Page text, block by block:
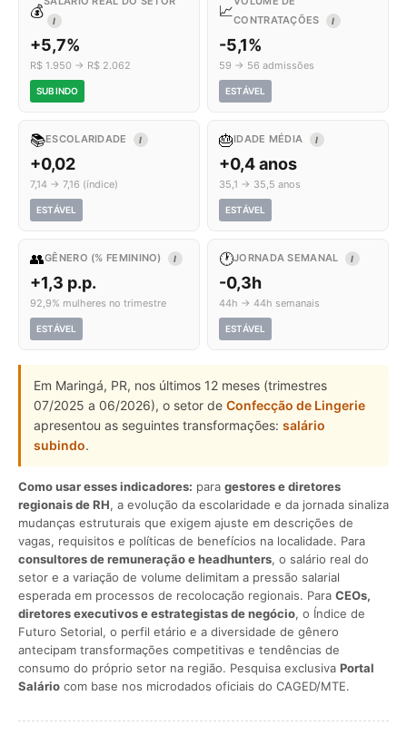
💰
I
+5,7%
R$ 1.950 → R$ 2.062
SUBINDO
📈CONTRATAÇÕES
I
-5,1%
59 → 56 admissões
ESTÁVEL
📚ESCOLARIDADE I
+0,02
7,14 → 7,16 (índice)
ESTÁVEL
🎂IDADE MÉDIA I
+0,4 anos
35,1 → 35,5 anos
ESTÁVEL
👥GÊNERO (% FEMININO) I
+1,3 p.p.
92,9% mulheres no trimestre
ESTÁVEL
🕐JORNADA SEMANAL I
-0,3h
44h → 44h semanais
ESTÁVEL
Em Maringá, PR, nos últimos 12 meses (trimestres
07/2025 a 06/2026), o setor de Confecção de Lingerie
apresentou as seguintes transformações: salário
subindo.
Como usar esses indicadores: para gestores e diretores
regionais de RH, a evolução da escolaridade e da jornada sinaliza
mudanças estruturais que exigem ajuste em descrições de
vagas, requisitos e políticas de benefícios na localidade. Para
consultores de remuneração e headhunters, o salário real do
setor e a variação de volume delimitam a pressão salarial
esperada em processos de recolocação regionais. Para CEOs,
diretores executivos e estrategistas de negócio, o Índice de
Futuro Setorial, o perfil etário e a diversidade de gênero
antecipam transformações competitivas e tendências de
consumo do próprio setor na região. Pesquisa exclusiva Portal
Salário com base nos microdados oficiais do CAGED/MTE.